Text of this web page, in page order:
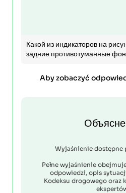
Какой из индикаторов на
задние противотуманные
Aby zobaczyć
Wyjaśnienie dostępne
Pełne wyjaśnienie
odpowiedzi, opis
Kodeksu drogowego oraz